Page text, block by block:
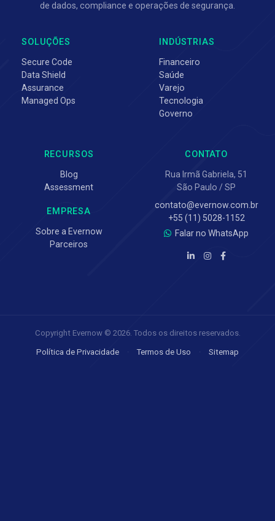
de dados, compliance e operações de segurança.
SOLUÇÕES
Secure Code
Data Shield
Assurance
Managed Ops
INDÚSTRIAS
Financeiro
Saúde
Varejo
Tecnologia
Governo
RECURSOS
Blog
Assessment
EMPRESA
Sobre a Evernow
Parceiros
CONTATO
Rua Irmã Gabriela, 51
São Paulo / SP
contato@evernow.com.br
+55 (11) 5028-1152
Falar no WhatsApp
Copyright Evernow © 2026. Todos os direitos reservados.
Política de Privacidade · Termos de Uso · Sitemap